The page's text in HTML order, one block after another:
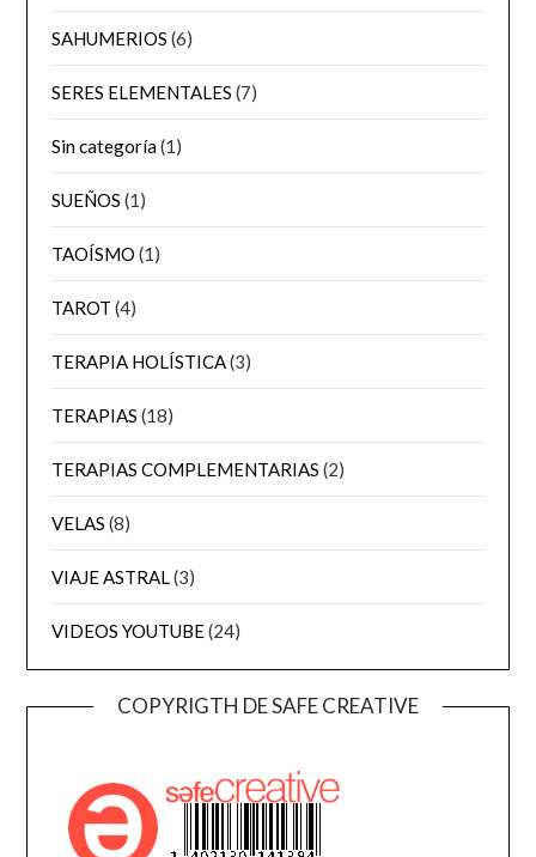
SAHUMERIOS (6)
SERES ELEMENTALES (7)
Sin categoría(1)
SUEÑOS (1)
TAOÍSMO (1)
TAROT (4)
TERAPIA HOLÍSTICA(3)
TERAPIAS (18)
TERAPIAS COMPLEMENTARIAS (2)
VELAS (8)
VIAJE ASTRAL(3)
VIDEOS YOUTUBE(24)
COPYRIGTH DE SAFE CREATIVE